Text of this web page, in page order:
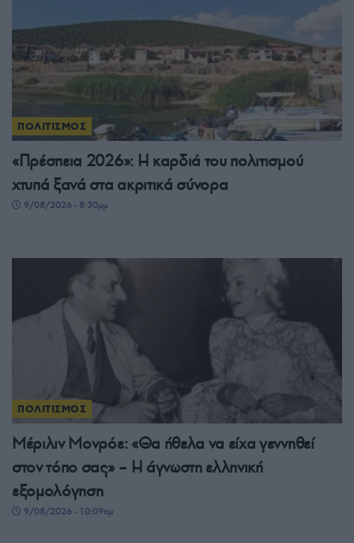
ΠΟΛΙΤΙΣΜΟΣ
«Πρέσπεια 2026»: Η καρδιά του πολιτισμού
χτυπά ξανά στα ακριτικά σύνορα
9/08/2026 - 8:30μμ
ΠΟΛΙΤΙΣΜΟΣ
Μέριλιν Μονρόε: «Θα ήθελα να είχα γεννηθεί
στον τόπο σας» – Η άγνωστη ελληνική
εξομολόγηση
9/08/2026 - 10:09πμ